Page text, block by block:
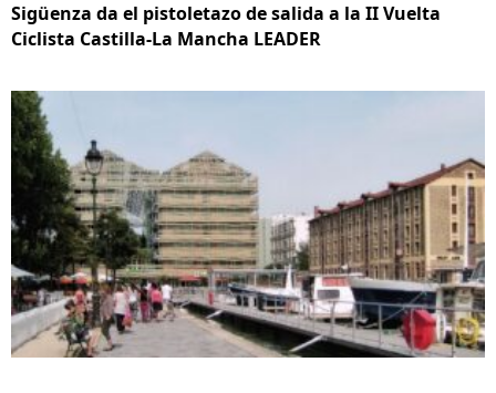
Sigüenza da el pistoletazo de salida a la II Vuelta
Ciclista Castilla-La Mancha LEADER